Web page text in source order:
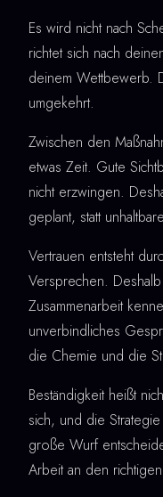
Es wird nicht nach
richtet sich nach
deinem Wettbewerb.
umgekehrt.
Zwischen den
etwas Zeit. Gute
nicht erzwingen.
geplant, statt
Vertrauen entsteht
Versprechen.
Zusammenarbeit
unverbindliches
die Chemie und die
Beständigkeit heißt
sich, und die
große Wurf
Arbeit an den